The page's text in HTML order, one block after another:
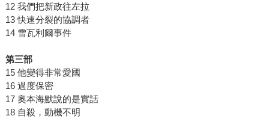
12 我們把新政往左拉
13 快速分裂的協調者
14 雪瓦利爾事件
第三部
15 他變得非常愛國
16 過度保密
17 奧本海默說的是實話
18 自殺，動機不明